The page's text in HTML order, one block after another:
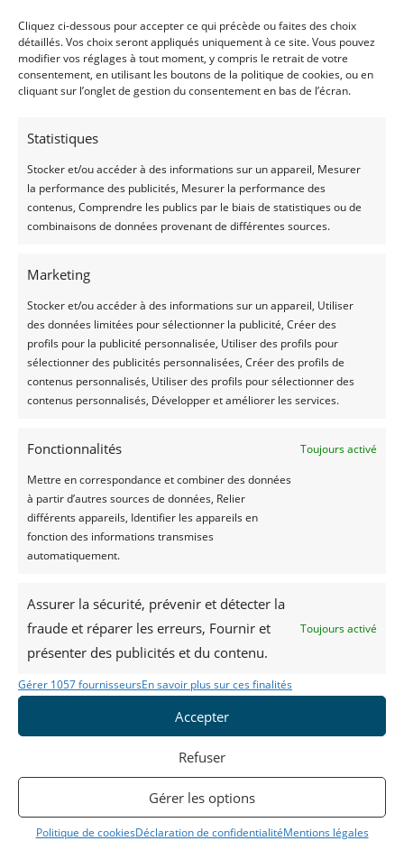
Cliquez ci-dessous pour accepter ce qui précède ou faites des choix
détaillés. Vos choix seront appliqués uniquement à ce site. Vous pouvez
modifier vos réglages à tout moment, y compris le retrait de votre
consentement, en utilisant les boutons de la politique de cookies, ou en
cliquant sur l’onglet de gestion du consentement en bas de l’écran.
Statistiques
Stocker et/ou accéder à des informations sur un appareil, Mesurer
la performance des publicités, Mesurer la performance des
contenus, Comprendre les publics par le biais de statistiques ou de
combinaisons de données provenant de différentes sources.
Marketing
Stocker et/ou accéder à des informations sur un appareil, Utiliser
des données limitées pour sélectionner la publicité, Créer des
profils pour la publicité personnalisée, Utiliser des profils pour
sélectionner des publicités personnalisées, Créer des profils de
contenus personnalisés, Utiliser des profils pour sélectionner des
contenus personnalisés, Développer et améliorer les services.
Fonctionnalités
Toujours activé
Mettre en correspondance et combiner des données
à partir d’autres sources de données, Relier
différents appareils, Identifier les appareils en
fonction des informations transmises
automatiquement.
Assurer la sécurité, prévenir et détecter la
fraude et réparer les erreurs, Fournir et
présenter des publicités et du contenu.
Toujours activé
Gérer 1057 fournisseursEn savoir plus sur ces finalités
Accepter
Refuser
Gérer les options
Politique de cookiesDéclaration de confidentialitéMentions légales
pourrez toujours changer plus tard).
• Sélectionnez ensuite le style visuel qui vous
convient (couleurs, formes, ombres, animation…)
Configurer le widget selon vos préférences
Voici ce que vous pouvez personnaliser :
• Afficher tous les avis ou uniquement ceux avec 4
ou 5 étoiles.
• Masquer les avis sans commentaire.
etc.
• Activer un bouton “Lire la suite” pour les avis
longs…
Quand tout est prêt, cliquez sur “
obtenir le code
Intégrer les avis sur votre site
• Copiez le code fourni (il suffit de cliquer sur un